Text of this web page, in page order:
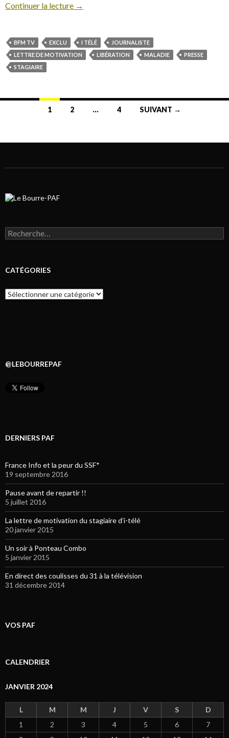
Continuer la lecture →
BFM TV EXCLU I TÉLÉ
JOURNALISTE
LETTRE DE MOTIVATION
LIBÉRATION MALADIE
PRESSE
STAGIAIRE
1 2 … 4 SUIVANT →
Rechercher :
CATÉGORIES
Catégories
@LEBOURREPAF
DERNIERS PAF
France Info et la peur du SSF*
19 septembre 2016
Pause avant de repartir !!
5 juillet 2016
La lettre de motivation du stagiaire d’i-télé
20 janvier 2015
Un soir à Ponteau Combo
5 janvier 2015
En direct des coulisses du 31 à la télévision
31 décembre 2014
VOS PAF
CALENDRIER
JANVIER 2024
L M M J V S
D
1
2 3 4 5 6
7